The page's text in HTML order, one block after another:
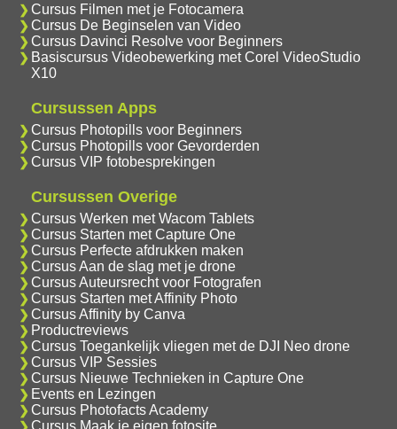
Cursus Filmen met je Fotocamera
Cursus De Beginselen van Video
Cursus Davinci Resolve voor Beginners
Basiscursus Videobewerking met Corel VideoStudio
X10
Cursussen Apps
Cursus Photopills voor Beginners
Cursus Photopills voor Gevorderden
Cursus VIP fotobesprekingen
Cursussen Overige
Cursus Werken met Wacom Tablets
Cursus Starten met Capture One
Cursus Perfecte afdrukken maken
Cursus Aan de slag met je drone
Cursus Auteursrecht voor Fotografen
Cursus Starten met Affinity Photo
Cursus Affinity by Canva
Productreviews
Cursus Toegankelijk vliegen met de DJI Neo drone
Cursus VIP Sessies
Cursus Nieuwe Technieken in Capture One
Events en Lezingen
Cursus Photofacts Academy
Cursus Maak je eigen fotosite